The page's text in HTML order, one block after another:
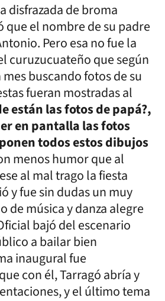
disfrazada de broma
el nombre de su padre
Pero esa no fue la
curuzucuateño que según
buscando fotos de su
fueran mostradas al
están las fotos de papá?,
en pantalla las fotos
todos estos dibujos
menos humor que al
al mal trago la fiesta
y fue sin dudas un muy
de música y danza alegre
bajó del escenario
a bailar bien
inaugural fue
con él, Tarragó abría y
y el último tema